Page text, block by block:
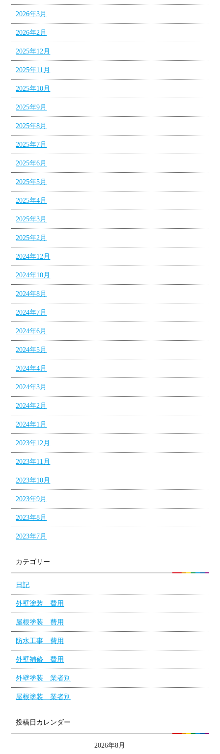
2026年3月
2026年2月
2025年12月
2025年11月
2025年10月
2025年9月
2025年8月
2025年7月
2025年6月
2025年5月
2025年4月
2025年3月
2025年2月
2024年12月
2024年10月
2024年8月
2024年7月
2024年6月
2024年5月
2024年4月
2024年3月
2024年2月
2024年1月
2023年12月
2023年11月
2023年10月
2023年9月
2023年8月
2023年7月
カテゴリー
日記
外壁塗装 費用
屋根塗装 費用
防水工事 費用
外壁補修 費用
外壁塗装 業者別
屋根塗装 業者別
投稿日カレンダー
2026年8月